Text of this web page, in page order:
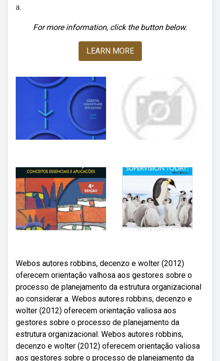
a.
For more information, click the button below.
LEARN MORE
Webos autores robbins, decenzo e wolter (2012)
oferecem orientação valhosa aos gestores sobre o
processo de planejamento da estrutura organizacional
ao considerar a. Webos autores robbins, decenzo e
wolter (2012) oferecem orientação valiosa aos
gestores sobre o processo de planejamento da
estrutura organizacional. Webos autores robbins,
decenzo e wolter (2012) oferecem orientação valiosa
aos gestores sobre o processo de planejamento da